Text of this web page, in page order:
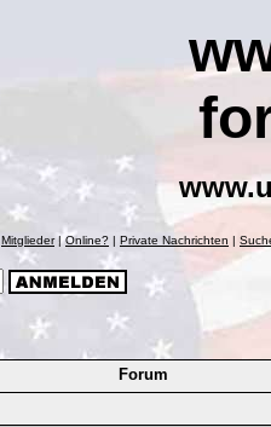
Mitglieder|Online? | Private Nachrichten |
Forum